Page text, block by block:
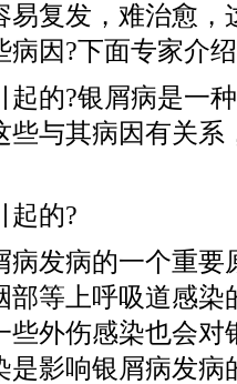
易复发，难治愈，
病因?下面专家介
起的?银屑病是一
些与其病因有关系
起的?
病发病的一个重要
部等上呼吸道感染
些外伤感染也会对
是影响银屑病发病